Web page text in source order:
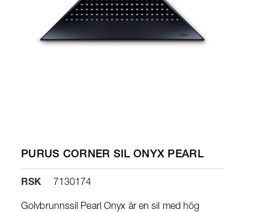
PURUS CORNER SIL ONYX PEARL
RSK 7130174
Golvbrunnssil Pearl Onyx är en sil med hög